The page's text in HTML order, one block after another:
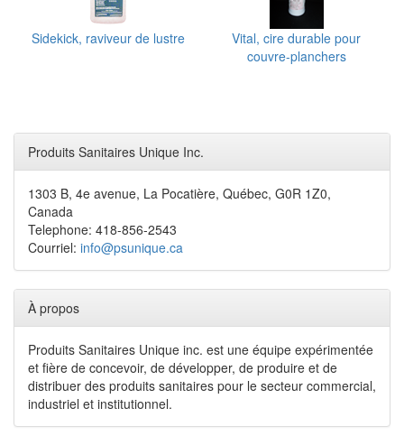
Sidekick, raviveur de lustre
Vital, cire durable pour
couvre-planchers
Produits Sanitaires Unique Inc.
1303 B, 4e avenue, La Pocatière, Québec, G0R 1Z0,
Canada
Telephone: 418-856-2543
Courriel: info@psunique.ca
À propos
Produits Sanitaires Unique inc. est une équipe expérimentée
et fière de concevoir, de développer, de produire et de
distribuer des produits sanitaires pour le secteur commercial,
industriel et institutionnel.